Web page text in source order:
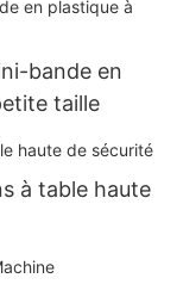
bande en
taille
à table haute